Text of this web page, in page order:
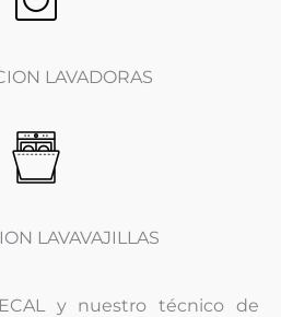
LAVADORAS
LAVAVAJILLAS
y nuestro técnico de